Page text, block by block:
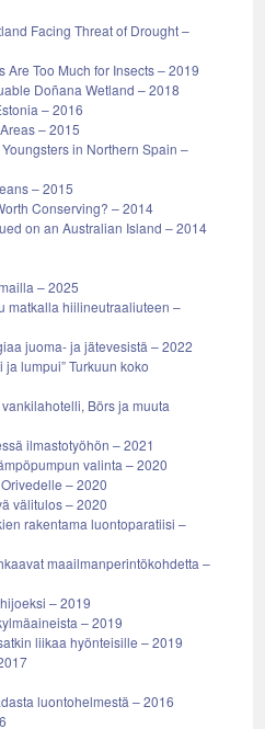
Facing Threat of Drought –
Are Too Much for Insects – 2019
Doñana Wetland – 2018
– 2016
– 2015
in Northern Spain –
– 2015
Conserving? – 2014
on an Australian Island – 2014
– 2025
matkalla hiilineutraaliuteen –
juoma- ja jätevesistä – 2022
ja lumpui” Turkuun koko
Börs ja muuta
ilmastotyöhön – 2021
valinta – 2020
– 2020
välitulos – 2020
rakentama luontoparatiisi –
maailmanperintökohdetta –
– 2019
– 2019
liikaa hyönteisille – 2019
luontohelmestä – 2016